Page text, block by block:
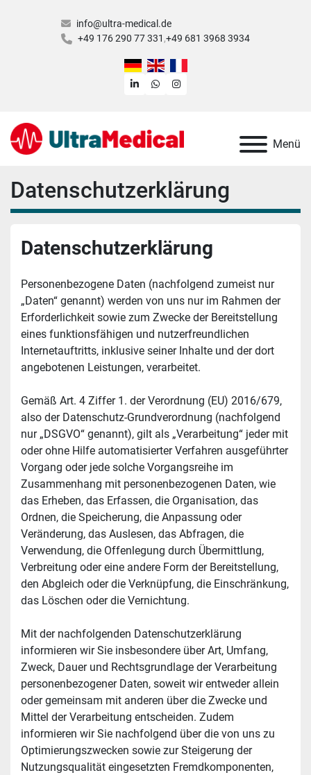
info@ultra-medical.de
+49 176 290 77 331 +49 681 3968 3934
linkedinwhatsappinstagram
Menü
Datenschutzerklärung
Datenschutzerklärung
Personenbezogene Daten (nachfolgend zumeist nur
„Daten“ genannt) werden von uns nur im Rahmen der
Erforderlichkeit sowie zum Zwecke der Bereitstellung
eines funktionsfähigen und nutzerfreundlichen
Internetauftritts, inklusive seiner Inhalte und der dort
angebotenen Leistungen, verarbeitet.
Gemäß Art. 4 Ziffer 1. der Verordnung (EU) 2016/679,
also der Datenschutz-Grundverordnung (nachfolgend
nur „DSGVO“ genannt), gilt als „Verarbeitung“ jeder mit
oder ohne Hilfe automatisierter Verfahren ausgeführter
Vorgang oder jede solche Vorgangsreihe im
Zusammenhang mit personenbezogenen Daten, wie
das Erheben, das Erfassen, die Organisation, das
Ordnen, die Speicherung, die Anpassung oder
Veränderung, das Auslesen, das Abfragen, die
Verwendung, die Offenlegung durch Übermittlung,
Verbreitung oder eine andere Form der Bereitstellung,
den Abgleich oder die Verknüpfung, die Einschränkung,
das Löschen oder die Vernichtung.
Mit der nachfolgenden Datenschutzerklärung
informieren wir Sie insbesondere über Art, Umfang,
Zweck, Dauer und Rechtsgrundlage der Verarbeitung
personenbezogener Daten, soweit wir entweder allein
oder gemeinsam mit anderen über die Zwecke und
Mittel der Verarbeitung entscheiden. Zudem
informieren wir Sie nachfolgend über die von uns zu
Optimierungszwecken sowie zur Steigerung der
Nutzungsqualität eingesetzten Fremdkomponenten,